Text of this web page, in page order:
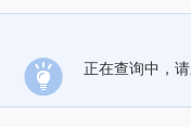
正在查询中，